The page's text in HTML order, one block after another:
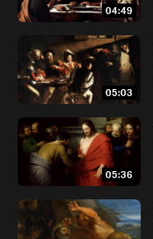
04:49
05:03
05:36